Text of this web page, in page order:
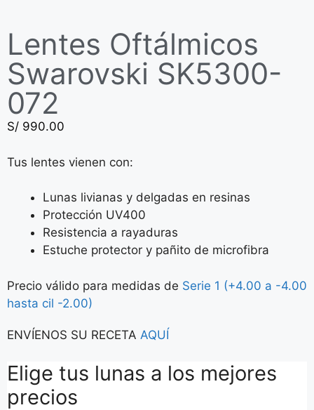
Lentes Oftálmicos
Swarovski SK5300-
072
S/ 990.00
Tus lentes vienen con:
Lunas livianas y delgadas en resinas
Protección UV400
Resistencia a rayaduras
Estuche protector y pañito de microfibra
Precio válido para medidas de Serie 1 (+4.00 a -4.00
hasta cil -2.00)
ENVÍENOS SU RECETA AQUÍ
Elige tus lunas a los mejores
precios